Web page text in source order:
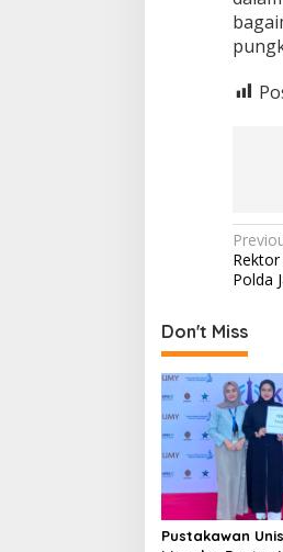
Polda
Don't Miss
Pustakawan